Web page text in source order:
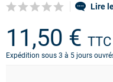
Lire
11,50 € TTC
Expédition sous 3 à 5 jours